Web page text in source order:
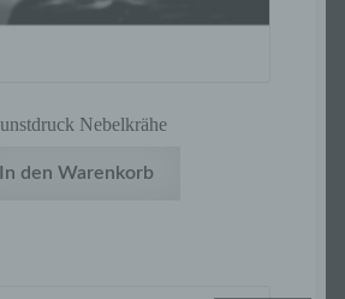
Nebelkrähe
In den Warenkorb